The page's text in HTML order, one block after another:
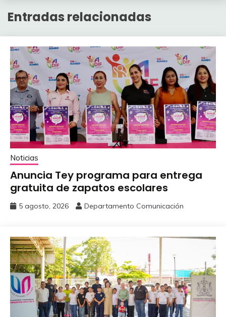
Entradas relacionadas
Noticias
Anuncia Tey programa para entrega
gratuita de zapatos escolares
5 agosto, 2026 Departamento Comunicación